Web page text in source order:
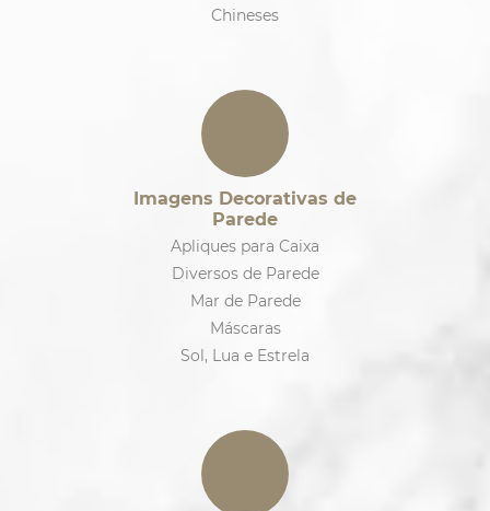
Chineses
Imagens Decorativas de
Parede
Apliques para Caixa
Diversos de Parede
Mar de Parede
Máscaras
Sol, Lua e Estrela